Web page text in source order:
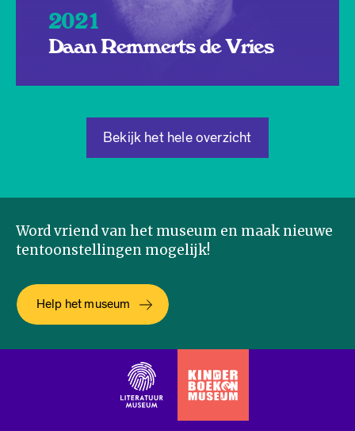
2021
Daan Remmerts de Vries
Bekijk het hele overzicht
Word vriend van het museum en maak nieuwe
tentoonstellingen mogelijk!
Help het museum